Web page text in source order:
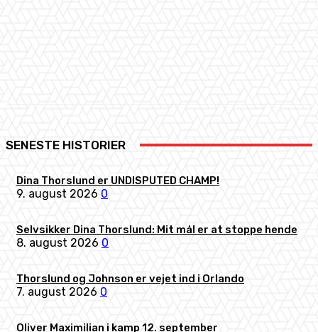
SENESTE HISTORIER
Dina Thorslund er UNDISPUTED CHAMP!
9. august 2026 0
Selvsikker Dina Thorslund: Mit mål er at stoppe hende
8. august 2026 0
Thorslund og Johnson er vejet ind i Orlando
7. august 2026 0
Oliver Maximilian i kamp 12. september